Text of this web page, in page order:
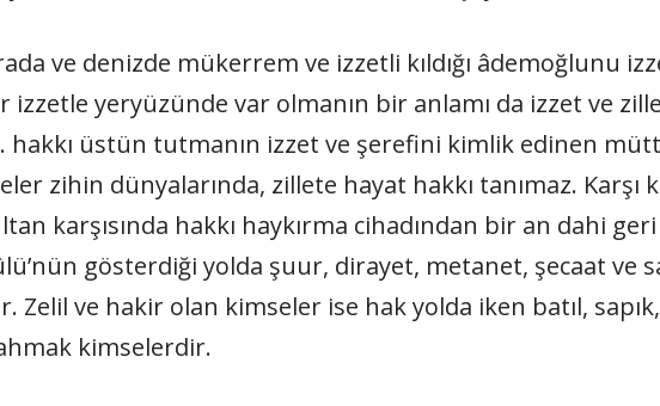
ve denizde mükerrem ve izzetli kıldığı âdemoğlunu
izzetle yeryüzünde var olmanın bir anlamı da izzet ve
üstün tutmanın izzet ve şerefini kimlik edinen
zihin dünyalarında, zillete hayat hakkı tanımaz. Karşı
karşısında hakkı haykırma cihadından bir an dahi
gösterdiği yolda şuur, dirayet, metanet, şecaat ve
Zelil ve hakir olan kimseler ise hak yolda iken batıl,
kimselerdir.